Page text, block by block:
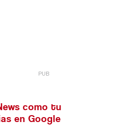
como tu
en Google